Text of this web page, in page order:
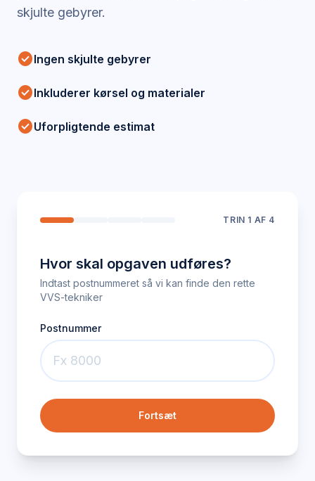
skjulte gebyrer.
check_circleIngen skjulte gebyrer
check_circleInkluderer kørsel og materialer
check_circleUforpligtende estimat
TRIN 1 AF 4
Hvor skal opgaven udføres?
Indtast postnummeret så vi kan finde den rette
VVS-tekniker
Postnummer
Fortsæt